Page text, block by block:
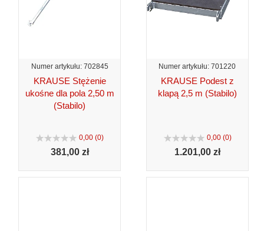
Numer artykułu: 702845
KRAUSE Stężenie
ukośne dla pola 2,50 m
(Stabilo)
0,00 (0)
381,00 zł
Numer artykułu: 701220
KRAUSE Podest z
klapą 2,5 m (Stabilo)
0,00 (0)
1.201,00 zł